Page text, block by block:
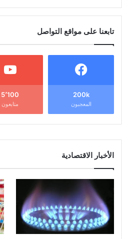
تابعنا على مواقع التواصل
200k
المعجبون
5٬100
متابعون
الأخبار الاقتصادية